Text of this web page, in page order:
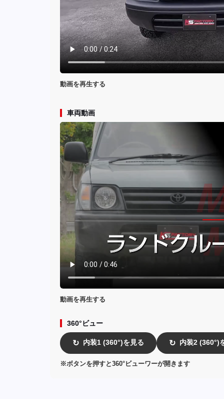
動画を再生する
車両動画
動画を再生する
360°ビュー
↻ 内装1 (360°)を見る ↻ 内装2 (360°)
※ボタンを押すと360°ビューワーが開きます